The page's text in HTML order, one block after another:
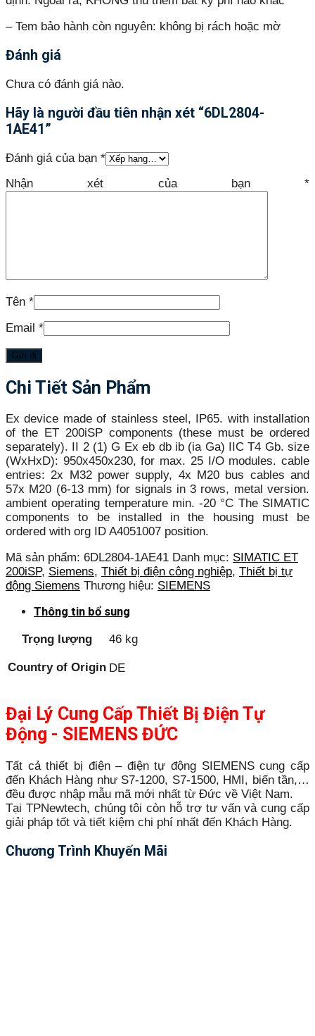
– Tem bảo hành còn nguyên: không bị rách hoặc mờ
Đánh giá
Chưa có đánh giá nào.
Hãy là người đầu tiên nhận xét “6DL2804-
1AE41”
Đánh giá của bạn *
Nhận xét của bạn *
Tên *
Email *
Chi Tiết Sản Phẩm
Ex device made of stainless steel, IP65. with installation
of the ET 200iSP components (these must be ordered
separately). II 2 (1) G Ex eb db ib (ia Ga) IIC T4 Gb. size
(WxHxD): 950x450x230, for max. 25 I/O modules. cable
entries: 2x M32 power supply, 4x M20 bus cables and
57x M20 (6-13 mm) for signals in 3 rows, metal version.
ambient operating temperature min. -20 °C The SIMATIC
components to be installed in the housing must be
ordered with org ID A4051007 position.
Mã sản phẩm: 6DL2804-1AE41 Danh mục: SIMATIC ET
200iSP, Siemens, Thiết bị điện công nghiệp, Thiết bị tự
động Siemens Thương hiệu: SIEMENS
Thông tin bổ sung
Trọng lượng 46 kg
Country of Origin DE
Đại Lý Cung Cấp Thiết Bị Điện Tự
Động - SIEMENS ĐỨC
Tất cả thiết bị điện – điện tự động SIEMENS cung cấp
đến Khách Hàng như S7-1200, S7-1500, HMI, biến tần,…
đều được nhập mẫu mã mới nhất từ Đức về Việt Nam.
Tại TPNewtech, chúng tôi còn hỗ trợ tư vấn và cung cấp
giải pháp tốt và tiết kiệm chi phí nhất đến Khách Hàng.
Chương Trình Khuyến Mãi